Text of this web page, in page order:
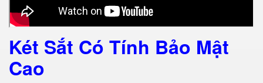
Két Sắt Có Tính Bảo Mật
Cao